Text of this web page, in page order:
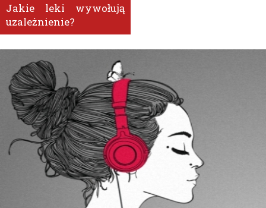
Jakie leki wywołują
uzależnienie?